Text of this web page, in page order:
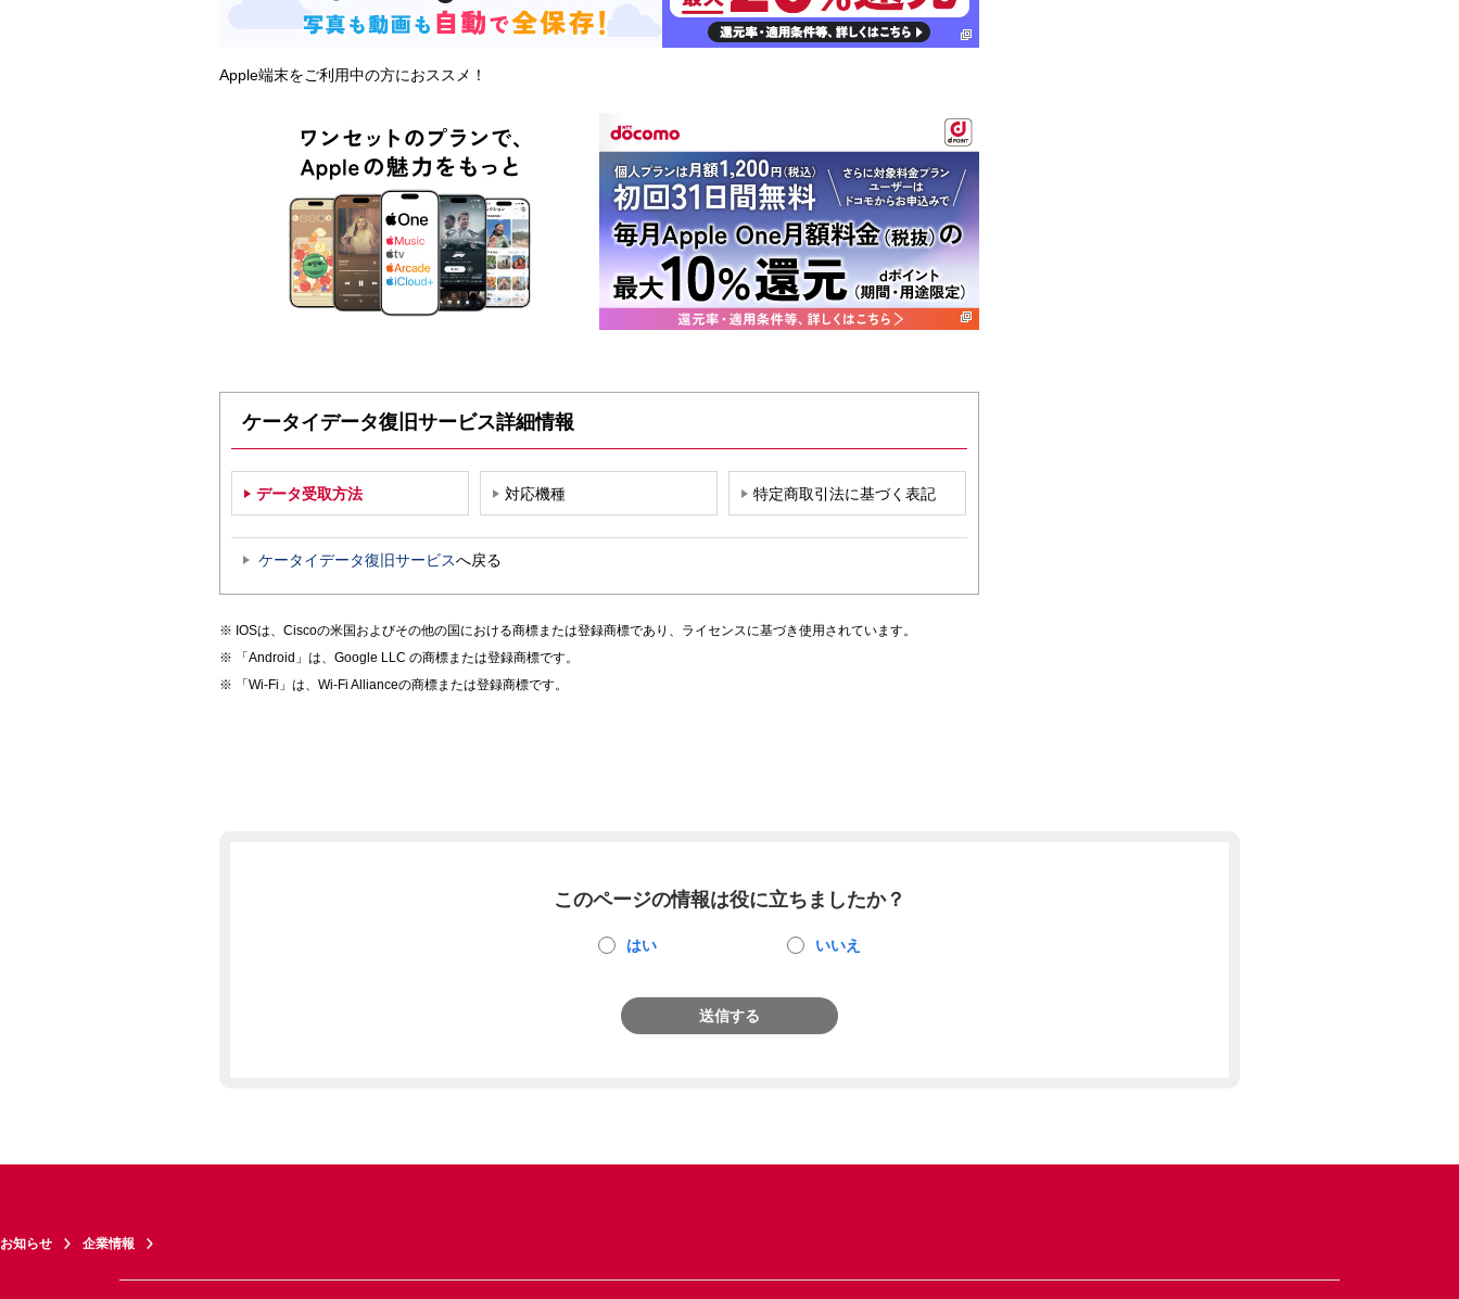
Apple端末をご利用中の方におススメ！
ケータイデータ復旧サービス詳細情報
データ受取方法 対応機種 特定商取引法に基づく表記
ケータイデータ復旧サービスへ戻る
IOSは、Ciscoの米国およびその他の国における商標または登録商標であり、ライセンスに基づき使用されています。
「Android」は、Google LLC の商標または登録商標です。
「Wi-Fi」は、Wi-Fi Allianceの商標または登録商標です。
このページの情報は役に立ちましたか？
はい いいえ
送信する
お知らせ 企業情報